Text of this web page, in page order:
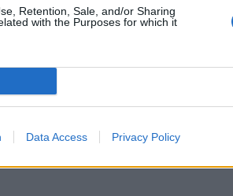
Retention, Sale, and/or Sharing
with the Purposes for which it
Data Access Privacy Policy
„Jos vaidmenys išliks
kas graužikus gąsdina labiau